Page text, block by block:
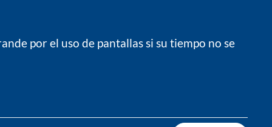
por el uso de pantallas si su tiempo no se